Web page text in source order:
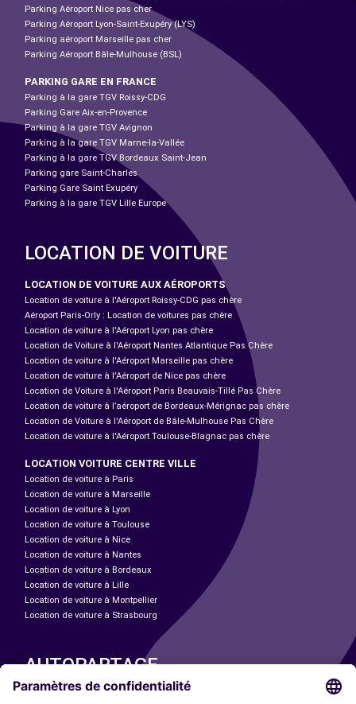
Parking Aéroport Nice pas cher
Parking Aéroport Lyon-Saint-Exupéry (LYS)
Parking aéroport Marseille pas cher
Parking Aéroport Bâle-Mulhouse (BSL)
PARKING GARE EN FRANCE
Parking à la gare TGV Roissy-CDG
Parking Gare Aix-en-Provence
Parking à la gare TGV Avignon
Parking à la gare TGV Marne-la-Vallée
Parking à la gare TGV Bordeaux Saint-Jean
Parking gare Saint-Charles
Parking Gare Saint Exupéry
Parking à la gare TGV Lille Europe
LOCATION DE VOITURE
LOCATION DE VOITURE AUX AÉROPORTS
Location de voiture à l'Aéroport Roissy-CDG pas chère
Aéroport Paris-Orly : Location de voitures pas chère
Location de voiture à l'Aéroport Lyon pas chère
Location de Voiture à l'Aéroport Nantes Atlantique Pas Chère
Location de voiture à l'Aéroport Marseille pas chère
Location de voiture à l'Aéroport de Nice pas chère
Location de Voiture à l'Aéroport Paris Beauvais-Tillé Pas Chère
Location de voiture à l’aéroport de Bordeaux-Mérignac pas chère
Location de Voiture à l'Aéroport de Bâle-Mulhouse Pas Chère
Location de voiture à l'Aéroport Toulouse-Blagnac pas chère
LOCATION VOITURE CENTRE VILLE
Location de voiture à Paris
Location de voiture à Marseille
Location de voiture à Lyon
Location de voiture à Toulouse
Location de voiture à Nice
Location de voiture à Nantes
Location de voiture à Bordeaux
Location de voiture à Lille
Location de voiture à Montpellier
Location de voiture à Strasbourg
AUTOPARTAGE